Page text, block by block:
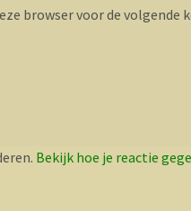
browser voor de volgende
Bekijk hoe je reactie